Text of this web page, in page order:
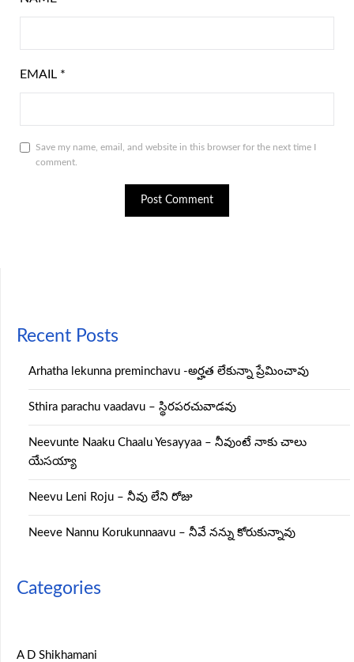
EMAIL *
Save my name, email, and website in this browser for the next time I
comment.
Recent Posts
Arhatha lekunna preminchavu -అర్హత లేకున్నా ప్రేమించావు
Sthira parachu vaadavu – స్థిరపరచువాడవు
Neevunte Naaku Chaalu Yesayyaa – నీవుంటే నాకు చాలు
యేసయ్యా
Neevu Leni Roju – నీవు లేని రోజు
Neeve Nannu Korukunnaavu – నీవే నన్ను కోరుకున్నావు
Categories
A D Shikhamani